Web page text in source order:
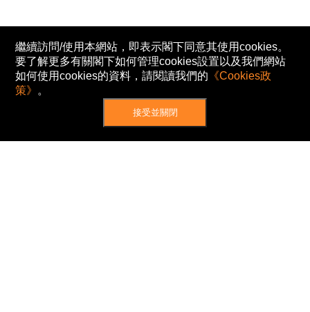
繼續訪問/使用本網站，即表示閣下同意其使用cookies。
要了解更多有關閣下如何管理cookies設置以及我們網站
如何使用cookies的資料，請閱讀我們的 《Cookies政
策》 。
接受並關閉